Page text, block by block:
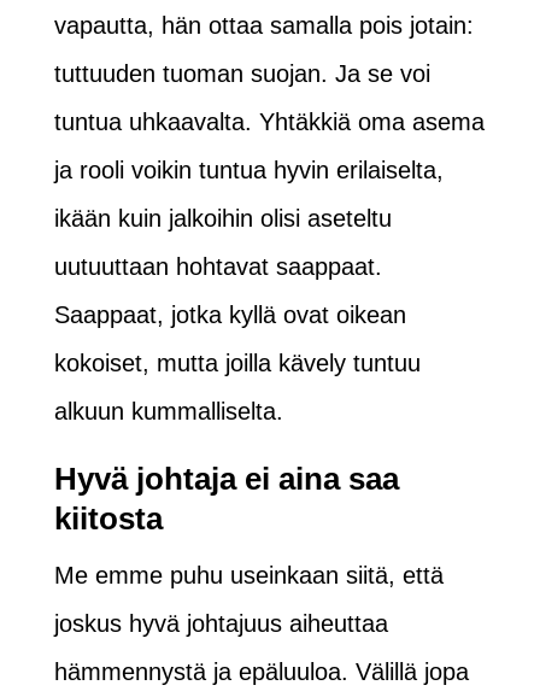
vapautta, hän ottaa samalla pois jotain:
tuttuuden tuoman suojan. Ja se voi
tuntua uhkaavalta. Yhtäkkiä oma asema
ja rooli voikin tuntua hyvin erilaiselta,
ikään kuin jalkoihin olisi aseteltu
uutuuttaan hohtavat saappaat.
Saappaat, jotka kyllä ovat oikean
kokoiset, mutta joilla kävely tuntuu
alkuun kummalliselta.
Hyvä johtaja ei aina saa
kiitosta
Me emme puhu useinkaan siitä, että
joskus hyvä johtajuus aiheuttaa
hämmennystä ja epäluuloa. Välillä jopa